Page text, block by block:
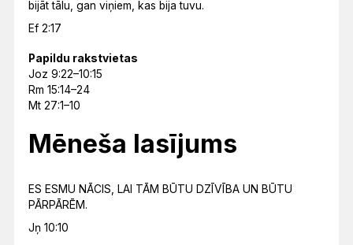
bijāt tālu, gan viņiem, kas bija tuvu.
Ef 2:17
Papildu rakstvietas
Joz 9:22–10:15
Rm 15:14–24
Mt 27:1–10
Mēneša lasījums
ES ESMU NĀCIS, LAI TĀM BŪTU DZĪVĪBA UN BŪTU
PĀRPĀRĒM.
Jņ 10:10